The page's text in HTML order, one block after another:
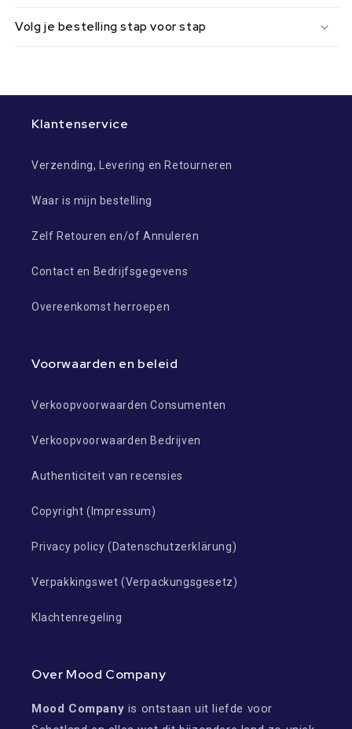
Volg je bestelling stap voor stap
Klantenservice
Verzending, Levering en Retourneren
Waar is mijn bestelling
Zelf Retouren en/of Annuleren
Contact en Bedrijfsgegevens
Overeenkomst herroepen
Voorwaarden en beleid
Verkoopvoorwaarden Consumenten
Verkoopvoorwaarden Bedrijven
Authenticiteit van recensies
Copyright (Impressum)
Privacy policy (Datenschutzerklärung)
Verpakkingswet (Verpackungsgesetz)
Klachtenregeling
Over Mood Company
Mood Company is ontstaan uit liefde voor